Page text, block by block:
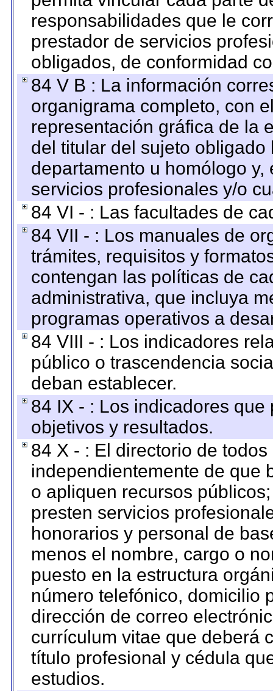
responsabilidades que le
prestador de servicios
obligados, de conformidad
84 V B : La información
organigrama completo, con
representación gráfica de la
del titular del sujeto
departamento u homólogo
servicios profesionales y/o
84 VI - : Las facultades de
84 VII - : Los manuales de
trámites, requisitos y
contengan las políticas de
administrativa, que incluya
programas operativos a
84 VIII - : Los indicadores
público o trascendencia
deban establecer.
84 IX - : Los indicadores
objetivos y resultados.
84 X - : El directorio de
independientemente de que
o apliquen recursos
presten servicios
honorarios y personal de
menos el nombre, cargo o
puesto en la estructura
número telefónico, domicilio
dirección de correo
currículum vitae que deberá
título profesional y cédula
estudios.